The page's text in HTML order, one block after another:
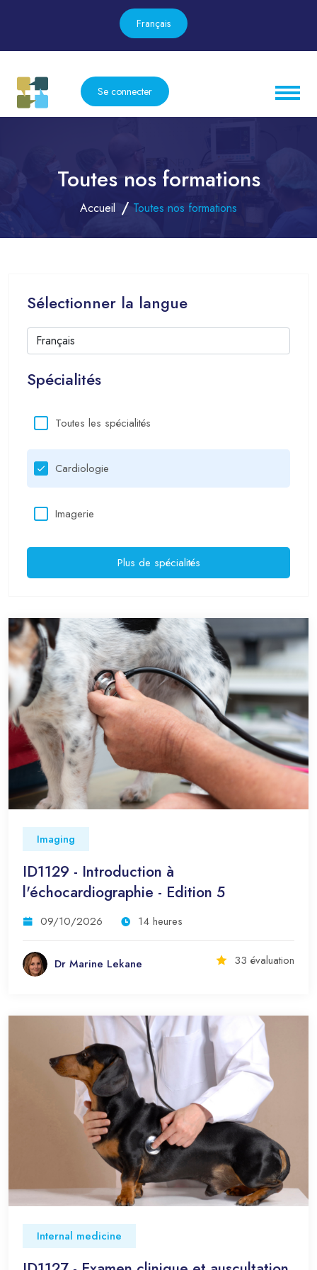
Français
Se connecter
Toutes nos formations
Accueil Toutes nos formations
Sélectionner la langue
Spécialités
Toutes les spécialités
Cardiologie
Imagerie
Plus de spécialités
Imaging
ID1129 - Introduction à
l'échocardiographie - Edition 5
09/10/2026 14 heures
Dr Marine Lekane 33 évaluation
Internal medicine